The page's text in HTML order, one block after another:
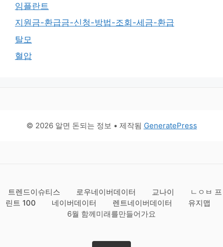
임플란트
지원금-환급금-신청-방법-조회-세금-환급
탈모
혈압
© 2026 알면 돈되는 정보 • 제작됨 GeneratePress
트렌드이슈티스 로우네이버데이터 교나이
ㄴㅇㅂ 프
린트 100
네이버데이터 렌트네이버데이터
유지맵
6월 함께미래를만들어가요